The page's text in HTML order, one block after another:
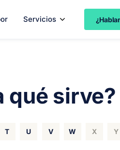
Servicios
qué sirve?
T U V W X Y